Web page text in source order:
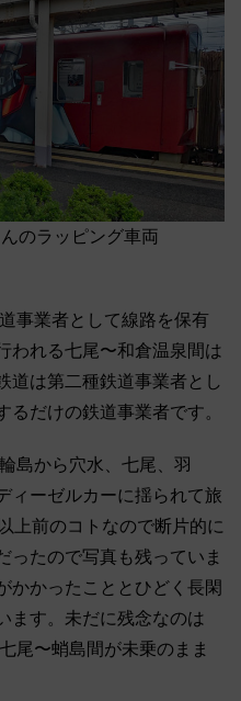
のラッピング車両
事業者として線路を保有
われる七尾〜和倉温泉間は
道は第二種鉄道事業者とし
だけの鉄道事業者です。
島から穴水、七尾、羽
ィーゼルカーに揺られて旅
上前のコトなので断片的に
ったので写真も残っていま
かかったこととひどく長閑
ます。未だに残念なのは
尾〜蛸島間が未乗のまま